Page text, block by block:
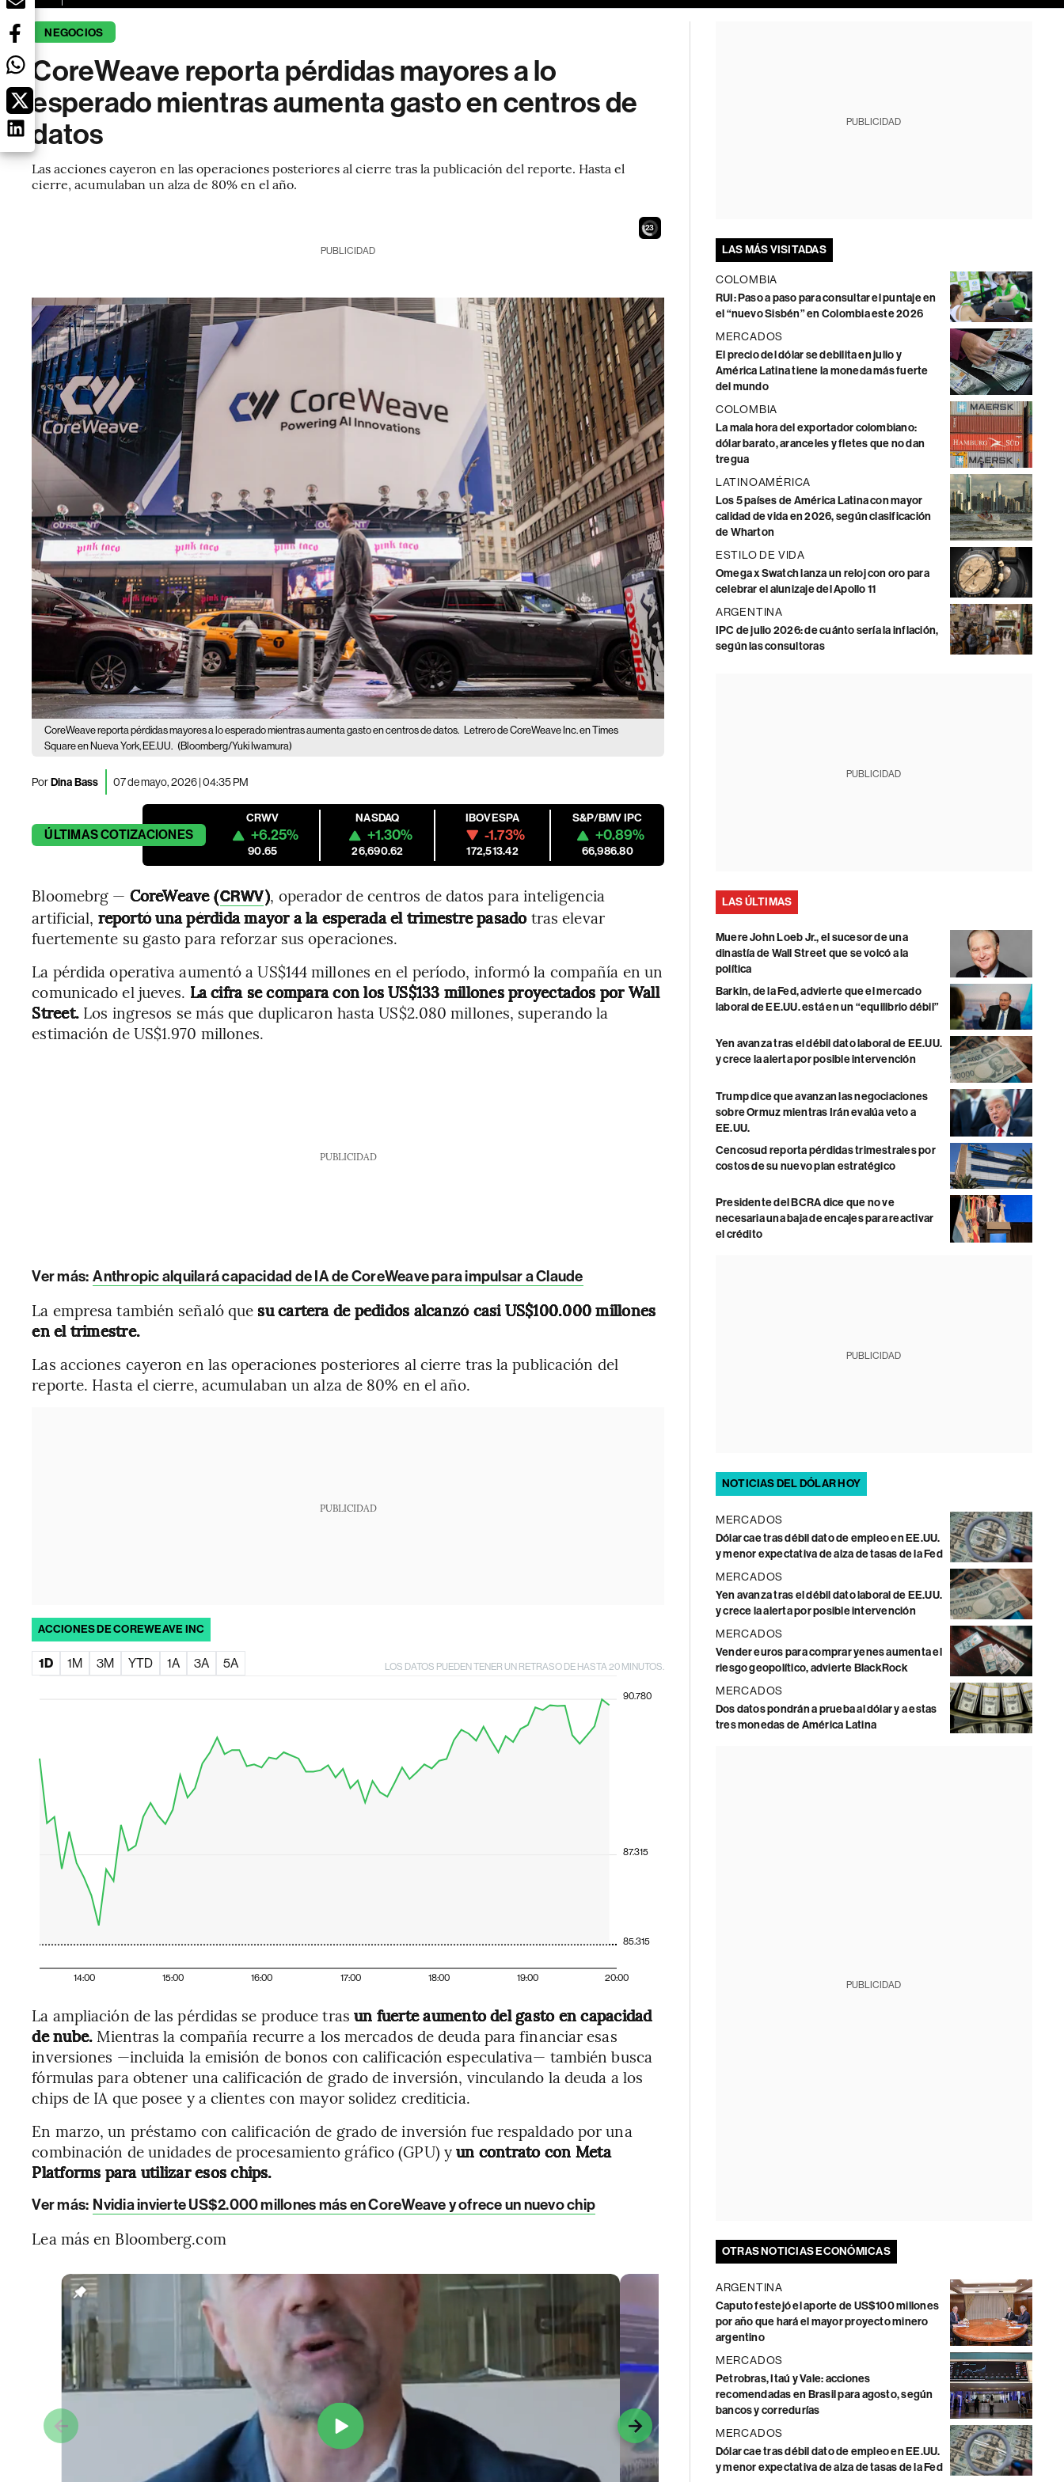
NEGOCIOS
CoreWeave reporta pérdidas mayores a lo
esperado mientras aumenta gasto en centros de
datos
Las acciones cayeron en las operaciones posteriores al cierre tras la publicación del reporte. Hasta el
cierre, acumulaban un alza de 80% en el año.
21
PUBLICIDAD
CoreWeave reporta pérdidas mayores a lo esperado mientras aumenta gasto en centros de datos. Letrero de CoreWeave Inc. en Times
Square en Nueva York, EE.UU. (Bloomberg/Yuki Iwamura)
PorDina Bass 07 de mayo, 2026 | 04:35 PM
ÚLTIMASCOTIZACIONES
CRWV
+6.25%
90.65
NASDAQ
+1.30%
26,690.62
IBOVESPA
-1.73%
172,513.42
S&P/BMV IPC
+0.89%
66,986.80
Bloomebrg — CoreWeave (CRWV), operador de centros de datos para inteligencia
artificial, reportó una pérdida mayor a la esperada el trimestre pasadotras elevar
fuertemente su gasto para reforzar sus operaciones.
La pérdida operativa aumentó a US$144 millones en el período, informó la compañía en un
comunicado el jueves. La cifra se compara con los US$133 millones proyectados por Wall
Street. Los ingresos se más que duplicaron hasta US$2.080 millones, superando la
estimación de US$1.970 millones.
PUBLICIDAD
Ver más: Anthropic alquilará capacidad de IA de CoreWeave para impulsar a Claude
La empresa también señaló que su cartera de pedidos alcanzó casi US$100.000 millones
en el trimestre.
Las acciones cayeron en las operaciones posteriores al cierre tras la publicación del
reporte. Hasta el cierre, acumulaban un alza de 80% en el año.
PUBLICIDAD
ACCIONES DE COREWEAVE INC
1D 1M 3M YTD 1A 3A 5A LOS DATOS PUEDEN TENER UN RETRASO DE HASTA 20 MINUTOS.
14:00 15:00 16:00 17:00 18:00 19:00 20:00
85.315
87.315
90.780
La ampliación de las pérdidas se produce tras un fuerte aumento del gasto en capacidad
de nube. Mientras la compañía recurre a los mercados de deuda para financiar esas
inversiones —incluida la emisión de bonos con calificación especulativa— también busca
fórmulas para obtener una calificación de grado de inversión, vinculando la deuda a los
chips de IA que posee y a clientes con mayor solidez crediticia.
En marzo, un préstamo con calificación de grado de inversión fue respaldado por una
combinación de unidades de procesamiento gráfico (GPU) yun contrato con Meta
Platforms para utilizar esos chips.
Ver más: Nvidia invierte US$2.000 millones más en CoreWeave y ofrece un nuevo chip
Lea más en Bloomberg.com
PUBLICIDAD
LAS MÁS VISITADAS
COLOMBIA
RUI: Paso a paso para consultar el puntaje en
el “nuevo Sisbén” en Colombia este 2026
MERCADOS
El precio del dólar se debilita en julio y
América Latina tiene la moneda más fuerte
del mundo
COLOMBIA
La mala hora del exportador colombiano:
dólar barato, aranceles y fletes que no dan
tregua
LATINOAMÉRICA
Los 5 países de América Latina con mayor
calidad de vida en 2026, según clasificación
de Wharton
ESTILO DE VIDA
Omega x Swatch lanza un reloj con oro para
celebrar el alunizaje del Apollo 11
ARGENTINA
IPC de julio 2026: de cuánto sería la inflación,
según las consultoras
PUBLICIDAD
LAS ÚLTIMAS
Muere John Loeb Jr., el sucesor de una
dinastía de Wall Street que se volcó a la
política
Barkin, de la Fed, advierte que el mercado
laboral de EE.UU. está en un “equilibrio débil”
Yen avanza tras el débil dato laboral de EE.UU.
y crece la alerta por posible intervención
Trump dice que avanzan las negociaciones
sobre Ormuz mientras Irán evalúa veto a
EE.UU.
Cencosud reporta pérdidas trimestrales por
costos de su nuevo plan estratégico
Presidente del BCRA dice que no ve
necesaria una baja de encajes para reactivar
el crédito
PUBLICIDAD
NOTICIAS DEL DÓLAR HOY
MERCADOS
Dólar cae tras débil dato de empleo en EE.UU.
y menor expectativa de alza de tasas de la Fed
MERCADOS
Yen avanza tras el débil dato laboral de EE.UU.
y crece la alerta por posible intervención
MERCADOS
Vender euros para comprar yenes aumenta el
riesgo geopolítico, advierte BlackRock
MERCADOS
Dos datos pondrán a prueba al dólar y a estas
tres monedas de América Latina
PUBLICIDAD
OTRAS NOTICIAS ECONÓMICAS
ARGENTINA
Caputo festejó el aporte de US$100 millones
por año que hará el mayor proyecto minero
argentino
MERCADOS
Petrobras, Itaú y Vale: acciones
recomendadas en Brasil para agosto, según
bancos y corredurías
MERCADOS
Dólar cae tras débil dato de empleo en EE.UU.
y menor expectativa de alza de tasas de la Fed